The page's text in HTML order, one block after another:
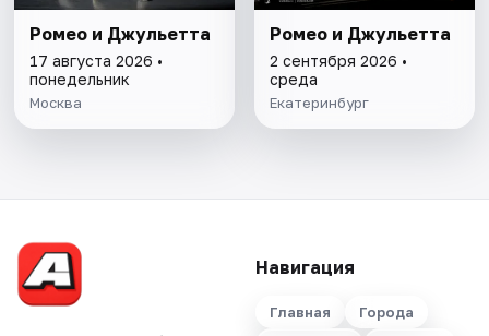
Ромео и Джульетта
17 августа 2026 •
понедельник
Москва
Ромео и Джульетта
2 сентября 2026 •
среда
Екатеринбург
Навигация
Главная Города